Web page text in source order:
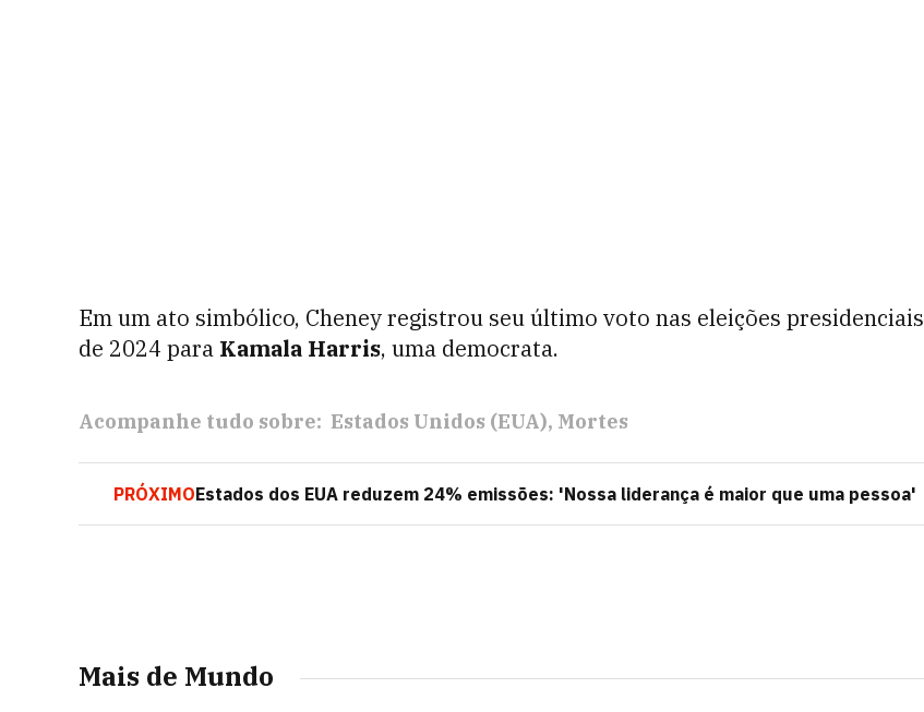
Em um ato simbólico, Cheney registrou seu último voto nas eleições presidenciais
de 2024 para Kamala Harris, uma democrata.
Acompanhe tudo sobre: Estados Unidos (EUA) Mortes
PRÓXIMOEstados dos EUA reduzem 24% emissões: 'Nossa liderança é maior que uma pessoa'
Mais de Mundo